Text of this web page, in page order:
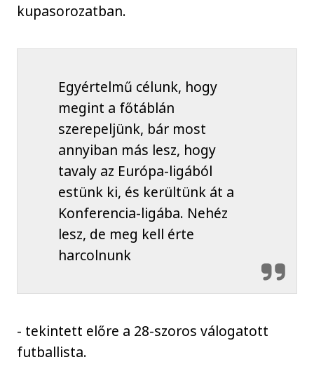
kupasorozatban.
Egyértelmű célunk, hogy
megint a főtáblán
szerepeljünk, bár most
annyiban más lesz, hogy
tavaly az Európa-ligából
estünk ki, és kerültünk át a
Konferencia-ligába. Nehéz
lesz, de meg kell érte
harcolnunk
- tekintett előre a 28-szoros válogatott
futballista.